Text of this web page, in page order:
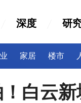
深度 研
家居 楼市
白云新